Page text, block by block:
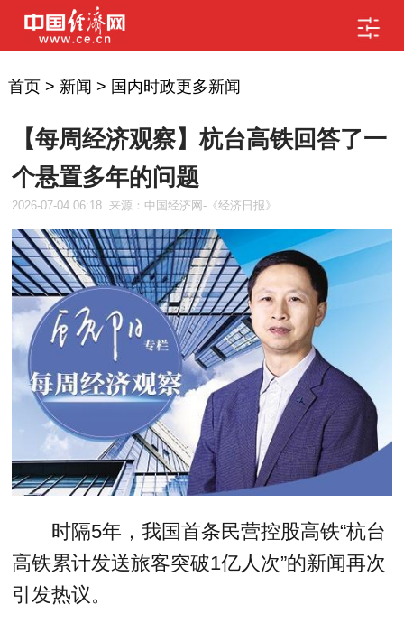
首页> 新闻 > 国内时政更多新闻
【每周经济观察】杭台高铁回答了一
个悬置多年的问题
2026-07-04 06:18 来源：中国经济网-《经济日报》
时隔5年，我国首条民营控股高铁“杭台
高铁累计发送旅客突破1亿人次”的新闻再次
引发热议。